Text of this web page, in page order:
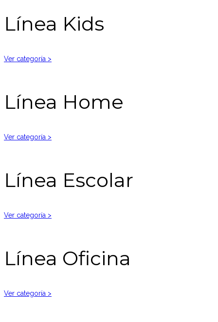
Línea Kids
Ver categoría >
Línea Home
Ver categoría >
Línea Escolar
Ver categoría >
Línea Oficina
Ver categoría >